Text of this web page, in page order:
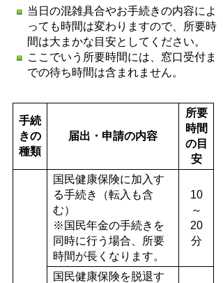
当日の混雑具合やお手続きの内容によ
っても時間は変わりますので、所要時
間は大まかな目安としてください。
ここでいう所要時間には、窓口受付ま
での待ち時間は含まれません。
手続
きの
種類
届出・申請の内容
所要
時間
の目
安
国民健康保険に加入す
る手続き（転入も含
む）
※国民年金の手続きを
同時に行う場合、所要
時間が長くなります。
10
～
20
分
国民健康保険を脱退す